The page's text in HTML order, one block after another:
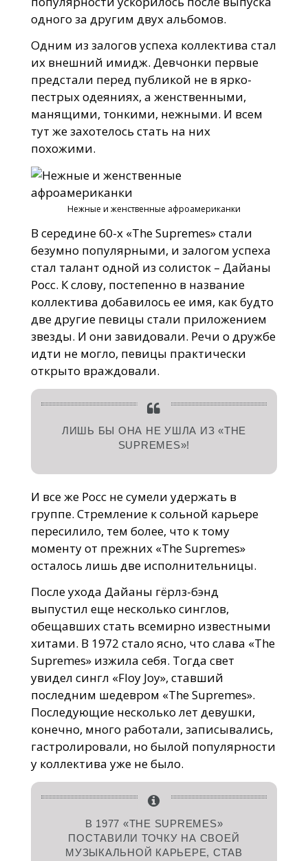
одного за другим двух альбомов.
Одним из залогов успеха коллектива стал
их внешний имидж. Девчонки первые
предстали перед публикой не в ярко-
пестрых одеяниях, а женственными,
манящими, тонкими, нежными. И всем
тут же захотелось стать на них
похожими.
Нежные и женственные афроамериканки
В середине 60-х «The Supremes» стали
безумно популярными, и залогом успеха
стал талант одной из солисток – Дайаны
Росс. К слову, постепенно в название
коллектива добавилось ее имя, как будто
две другие певицы стали приложением
звезды. И они завидовали. Речи о дружбе
идти не могло, певицы практически
открыто враждовали.
ЛИШЬ БЫ ОНА НЕ УШЛА ИЗ «THE
SUPREMES»!
И все же Росс не сумели удержать в
группе. Стремление к сольной карьере
пересилило, тем более, что к тому
моменту от прежних «The Supremes»
осталось лишь две исполнительницы.
После ухода Дайаны гёрлз-бэнд
выпустил еще несколько синглов,
обещавших стать всемирно известными
хитами. В 1972 стало ясно, что слава «The
Supremes» изжила себя. Тогда свет
увидел сингл «Floy Joy», ставший
последним шедевром «The Supremes».
Последующие несколько лет девушки,
конечно, много работали, записывались,
гастролировали, но былой популярности
у коллектива уже не было.
В 1977 «THE SUPREMES»
ПОСТАВИЛИ ТОЧКУ НА СВОЕЙ
МУЗЫКАЛЬНОЙ КАРЬЕРЕ, СТАВ